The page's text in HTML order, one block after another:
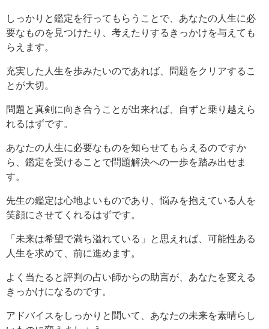
しっかりと鑑定を行ってもらうことで、あなたの人生に必
要なものを見つけたり、考えたりするきっかけを与えても
らえます。
充実した人生を歩みたいのであれば、問題をクリアするこ
とが大切。
問題と真剣に向き合うことが出来れば、自ずと乗り越えら
れるはずです。
あなたの人生に必要なものを知らせてもらえるのですか
ら、鑑定を受けることで問題解決への一歩を踏み出せま
す。
先生の鑑定は心地よいものであり、悩みを抱えている人を
笑顔にさせてくれるはずです。
「未来は希望で満ち溢れている」と思えれば、可能性ある
人生を求めて、前に進めます。
よく当たると評判の占い師からの助言が、あなたを変える
きっかけになるのです。
アドバイスをしっかりと聞いて、あなたの未来を素晴らし